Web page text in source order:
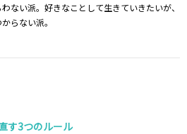
ない派。好きなことして生きていきたいが、
らない派。
す3つのルール